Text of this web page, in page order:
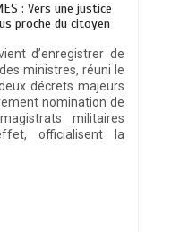
: Vers une justice
proche du citoyen
d’enregistrer de
ministres, réuni le
décrets majeurs
nomination de
militaires
officialisent la